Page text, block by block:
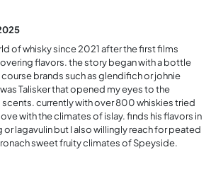
of whisky since 2021 after the first films
flavors. the story began with a bottle
course brands such as glendifich or johnie
Talisker that opened my eyes to the
currently with over 800 whiskies tried
with the climates of islay. finds his flavors in
lagavulin but I also willingly reach for peated
sweet fruity climates of Speyside.